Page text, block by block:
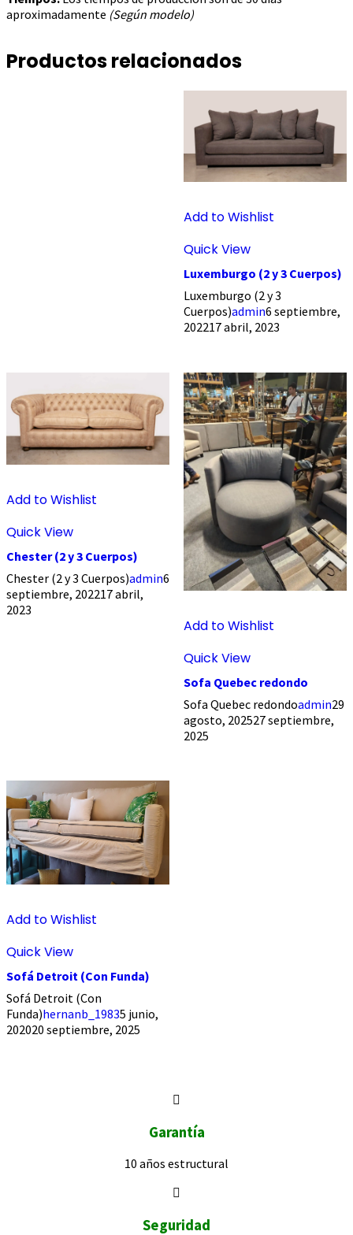
aproximadamente (Según modelo)
Productos relacionados
Add to Wishlist
Quick View
Luxemburgo (2 y 3 Cuerpos)
Luxemburgo (2 y 3
Cuerpos)admin6 septiembre,
202217 abril, 2023
Add to Wishlist
Quick View
Chester (2 y 3 Cuerpos)
Chester (2 y 3 Cuerpos)admin6
septiembre, 202217 abril,
2023
Add to Wishlist
Quick View
Sofa Quebec redondo
Sofa Quebec redondoadmin29
agosto, 202527 septiembre,
2025
Add to Wishlist
Quick View
Sofá Detroit (Con Funda)
Sofá Detroit (Con
Funda)hernanb_19835 junio,
202020 septiembre, 2025
Garantía
10 años estructural
Seguridad